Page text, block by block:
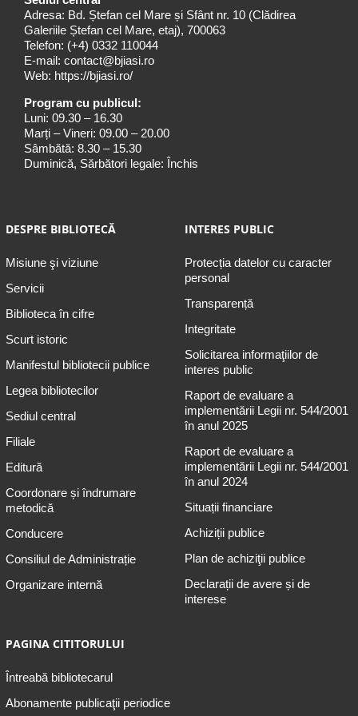
Adresa: Bd. Ștefan cel Mare și Sfânt nr. 10 (Clădirea
Galeriile Ștefan cel Mare, etaj), 700063
Telefon: (+4) 0332 110044
E-mail: contact@bjiasi.ro
Web: https://bjiasi.ro/
Program cu publicul:
Luni: 09.30 – 16.30
Marți – Vineri: 09.00 – 20.00
Sâmbătă: 8.30 – 15.30
Duminică, Sărbători legale: Închis
DESPRE BIBLIOTECĂ
Misiune şi viziune
Servicii
Biblioteca în cifre
Scurt istoric
Manifestul bibliotecii publice
Legea bibliotecilor
Sediul central
Filiale
Editură
Coordonare și îndrumare
metodică
Conducere
Consiliul de Administrație
Organizare internă
INTERES PUBLIC
Protecția datelor cu caracter
personal
Transparență
Integritate
Solicitarea informaţiilor de
interes public
Raport de evaluare a
implementării Legii nr. 544/2001
în anul 2025
Raport de evaluare a
implementării Legii nr. 544/2001
în anul 2024
Situații financiare
Achiziții publice
Plan de achiziţii publice
Declarații de avere și de
interese
PAGINA CITITORULUI
Întreabă bibliotecarul
Abonamente publicaţii periodice